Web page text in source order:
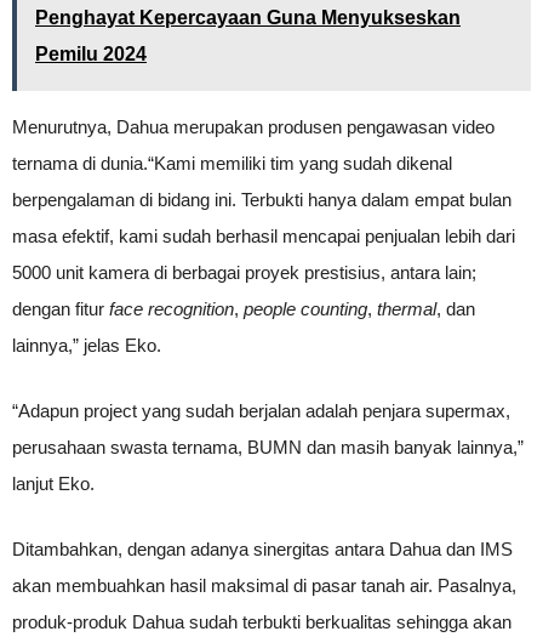
Penghayat Kepercayaan Guna Menyukseskan
Pemilu 2024
Menurutnya, Dahua merupakan produsen pengawasan video
ternama di dunia.“Kami memiliki tim yang sudah dikenal
berpengalaman di bidang ini. Terbukti hanya dalam empat bulan
masa efektif, kami sudah berhasil mencapai penjualan lebih dari
5000 unit kamera di berbagai proyek prestisius, antara lain;
dengan fitur face recognition, people counting, thermal, dan
lainnya,” jelas Eko.
“Adapun project yang sudah berjalan adalah penjara supermax,
perusahaan swasta ternama, BUMN dan masih banyak lainnya,”
lanjut Eko.
Ditambahkan, dengan adanya sinergitas antara Dahua dan IMS
akan membuahkan hasil maksimal di pasar tanah air. Pasalnya,
produk-produk Dahua sudah terbukti berkualitas sehingga akan